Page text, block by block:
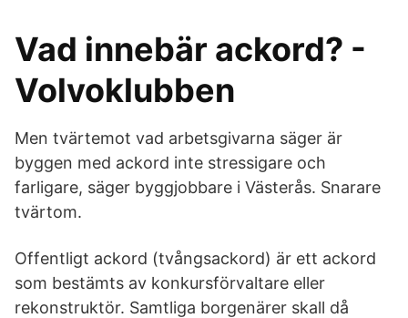
Vad innebär ackord? -
Volvoklubben
Men tvärtemot vad arbetsgivarna säger är
byggen med ackord inte stressigare och
farligare, säger byggjobbare i Västerås. Snarare
tvärtom.
Offentligt ackord (tvångsackord) är ett ackord
som bestämts av konkursförvaltare eller
rekonstruktör. Samtliga borgenärer skall då